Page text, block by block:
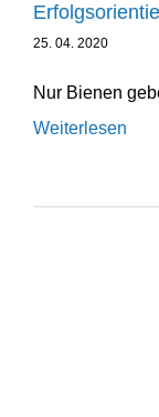
25. 04. 2020
Nur Bienen
Weiterlesen